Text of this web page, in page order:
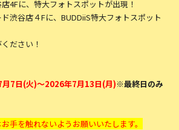
4Fに、特大フォトスポットが出現！
渋谷店４Fに、BUDDiiS特大フォトスポット
ださい！
7日(火)～2026年7月13日(月)※最終日のみ
手を触れないようお願いいたします。